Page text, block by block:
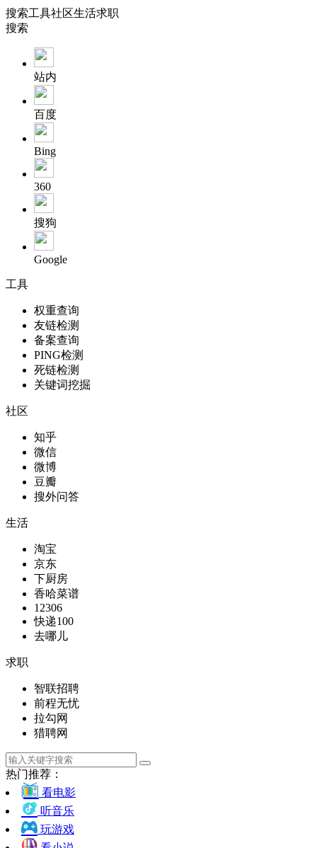
搜索工具社区生活求职
搜索
站内
百度
Bing
360
搜狗
Google
工具
权重查询
友链检测
备案查询
PING检测
死链检测
关键词挖掘
社区
知乎
微信
微博
豆瓣
搜外问答
生活
淘宝
京东
下厨房
香哈菜谱
12306
快递100
去哪儿
求职
智联招聘
前程无忧
拉勾网
猎聘网
热门推荐：
看电影
听音乐
玩游戏